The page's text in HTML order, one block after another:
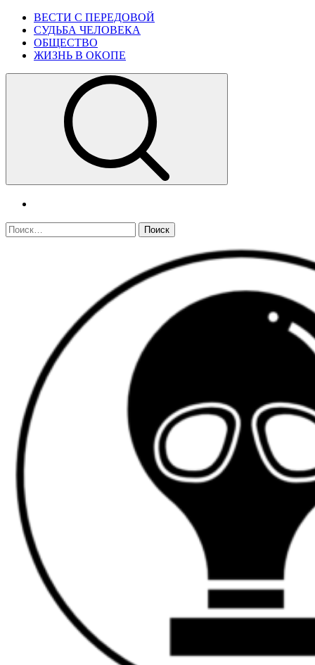
Skip
content
Primary
Menu
ВЕСТИ С ПЕРЕДОВОЙ
СУДЬБА ЧЕЛОВЕКА
ОБЩЕСТВО
ЖИЗНЬ В ОКОПЕ
Найти: